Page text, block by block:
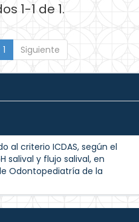
1-1 de 1.
1 Siguiente
al criterio ICDAS, según el
salival y flujo salival, en
Odontopediatría de la